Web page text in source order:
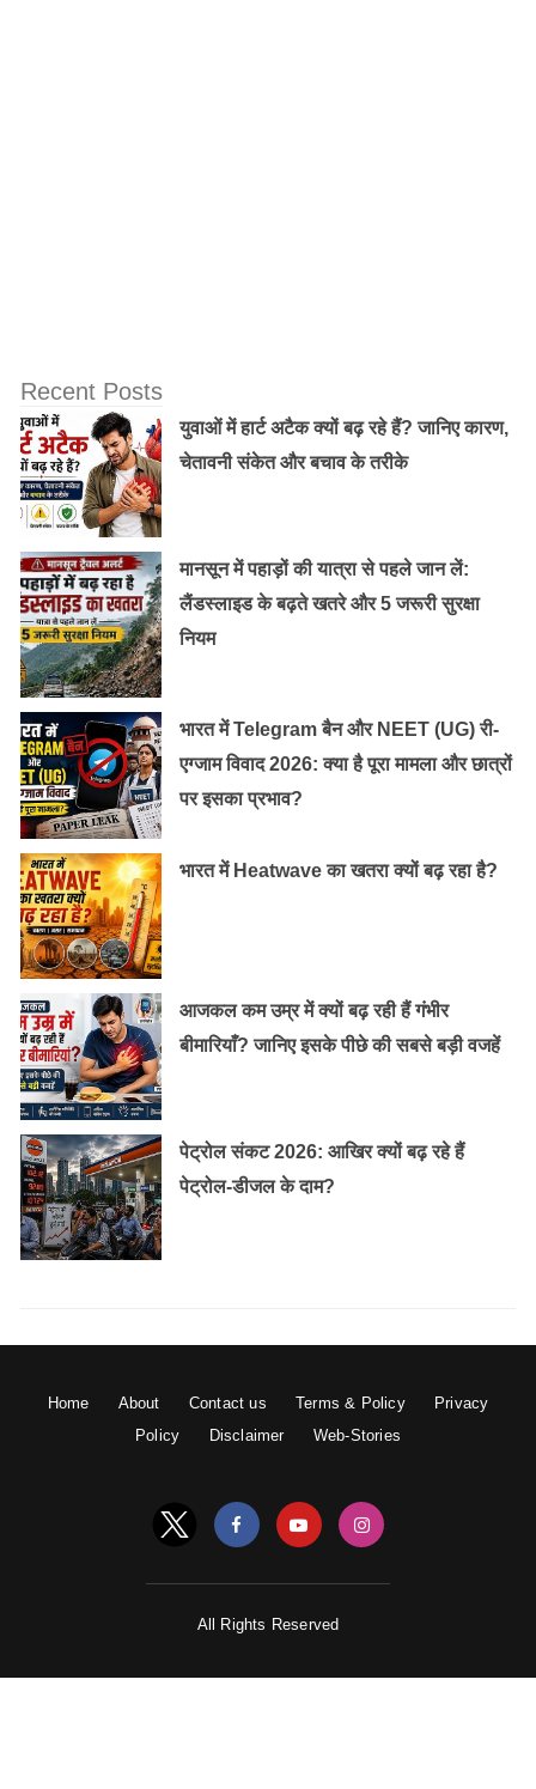
Recent Posts
युवाओं में हार्ट अटैक क्यों बढ़ रहे हैं? जानिए कारण,
चेतावनी संकेत और बचाव के तरीके
मानसून में पहाड़ों की यात्रा से पहले जान लें:
लैंडस्लाइड के बढ़ते खतरे और 5 जरूरी सुरक्षा
नियम
भारत में Telegram बैन और NEET (UG) री-
एग्जाम विवाद 2026: क्या है पूरा मामला और छात्रों
पर इसका प्रभाव?
भारत में Heatwave का खतरा क्यों बढ़ रहा है?
आजकल कम उम्र में क्यों बढ़ रही हैं गंभीर
बीमारियाँ? जानिए इसके पीछे की सबसे बड़ी वजहें
पेट्रोल संकट 2026: आखिर क्यों बढ़ रहे हैं
पेट्रोल-डीजल के दाम?
Home About Contact us Terms & Policy
Privacy
Policy
Disclaimer Web-Stories
All Rights Reserved